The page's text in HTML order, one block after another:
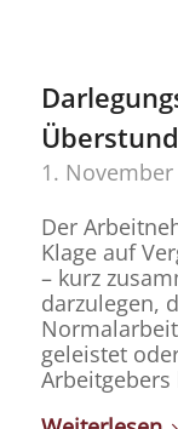
1. November
Der
Klage auf
– kurz
darzulegen,
geleistet